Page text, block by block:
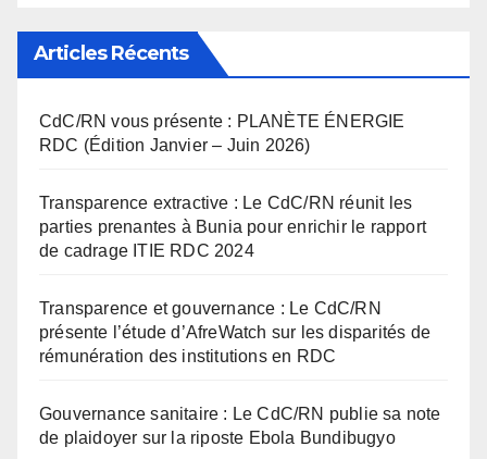
Articles Récents
CdC/RN vous présente : PLANÈTE ÉNERGIE
RDC (Édition Janvier – Juin 2026)
Transparence extractive : Le CdC/RN réunit les
parties prenantes à Bunia pour enrichir le rapport
de cadrage ITIE RDC 2024
Transparence et gouvernance : Le CdC/RN
présente l’étude d’AfreWatch sur les disparités de
rémunération des institutions en RDC
Gouvernance sanitaire : Le CdC/RN publie sa note
de plaidoyer sur la riposte Ebola Bundibugyo